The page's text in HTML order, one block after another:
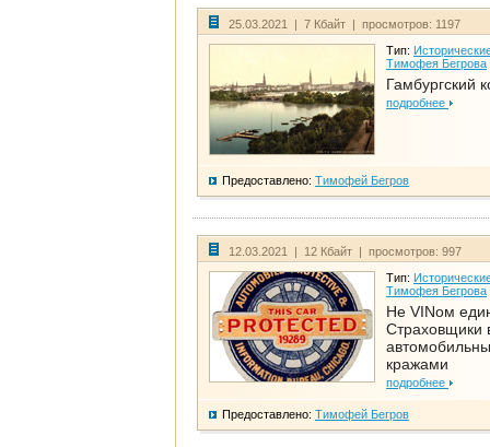
25.03.2021 | 7 Кбайт | просмотров: 1197
Тип:
Тимофея Бегрова
Гамбургский
подробнее
Предоставлено: Тимофей Бегров
12.03.2021 | 12 Кбайт | просмотров: 997
Тип:
Тимофея Бегрова
Не VINом
Страховщики
кражами
подробнее
Предоставлено: Тимофей Бегров